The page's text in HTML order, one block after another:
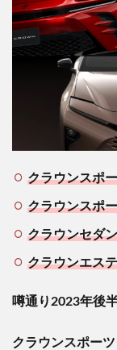
クラウンスポ
クラウンスポ
クラウンセダ
クラウンエス
噂通り2023年後
クラウンスポー